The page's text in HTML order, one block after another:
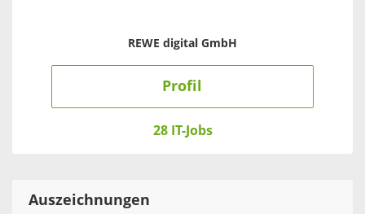
REWE digital GmbH
Profil
28 IT-Jobs
Auszeichnungen